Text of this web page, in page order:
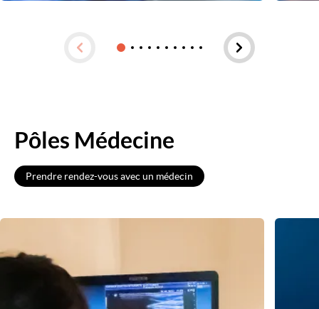
Pôles Médecine
Prendre rendez-vous avec un médecin